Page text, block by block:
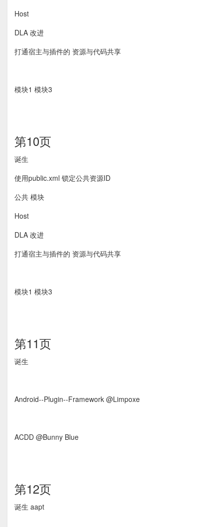
Host
DLA 改进
打通宿主与插件的 资源与代码共享
模块1 模块3
第10页
诞生
使用public.xml 锁定公共资源ID
公共 模块
Host
DLA 改进
打通宿主与插件的 资源与代码共享
模块1 模块3
第11页
诞生
Android-­‐Plugin-­‐Framework @Limpoxe
ACDD @Bunny Blue
第12页
诞生 aapt